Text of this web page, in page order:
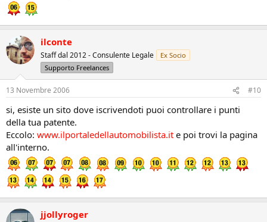
ilconte
Staff dal 2012 - Consulente Legale
Ex Socio
Supporto Freelances
13 Novembre 2006 #10
si, esiste un sito dove iscrivendoti puoi controllare i punti
della tua patente.
Eccolo: www.ilportaledellautomobilista.it e poi trovi la pagina
all'interno.
jjollyroger